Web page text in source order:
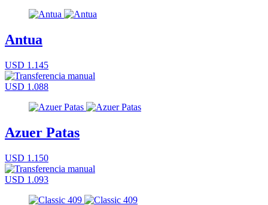
Antua
USD 1.145
USD 1.088
Azuer Patas
USD 1.150
USD 1.093